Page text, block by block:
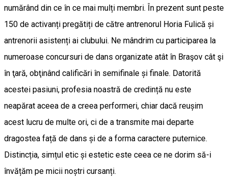
numărând din ce în ce mai mulți membri. În prezent sunt peste
150 de activanți pregătiți de către antrenorul Horia Fulică și
antrenorii asistenți ai clubului. Ne mândrim cu participarea la
numeroase concursuri de dans organizate atât în Braşov cât şi
în ţară, obţinând calificări în semifinale și finale. Datorită
acestei pasiuni, profesia noastră de credință nu este
neapărat aceea de a creea performeri, chiar dacă reușim
acest lucru de multe ori, ci de a transmite mai departe
dragostea față de dans și de a forma caractere puternice.
Distincția, simțul etic și estetic este ceea ce ne dorim să-i
învățăm pe micii noștri cursanți.